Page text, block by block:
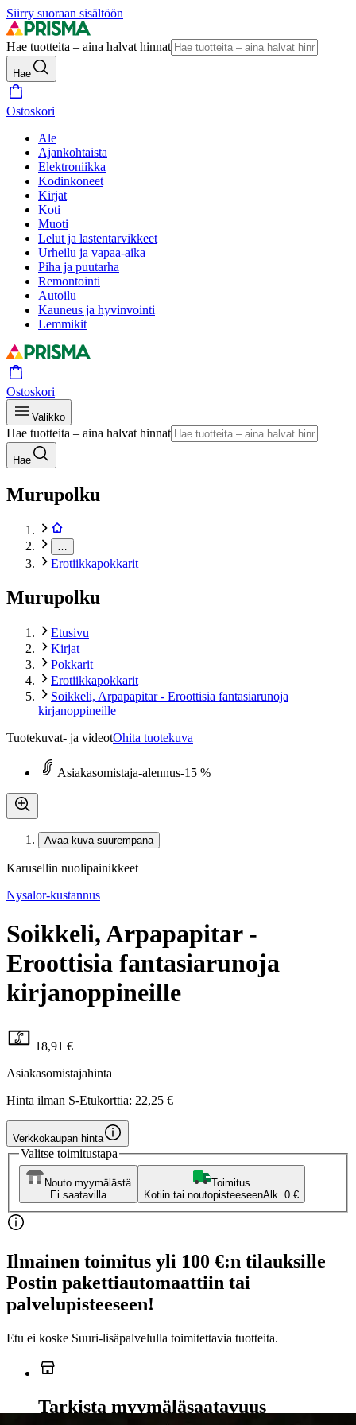
Siirry suoraan sisältöön
Hae tuotteita – aina halvat hinnat
Hae
Ostoskori
Ale
Ajankohtaista
Elektroniikka
Kodinkoneet
Kirjat
Koti
Muoti
Lelut ja lastentarvikkeet
Urheilu ja vapaa-aika
Piha ja puutarha
Remontointi
Autoilu
Kauneus ja hyvinvointi
Lemmikit
Ostoskori
Valikko
Hae tuotteita – aina halvat hinnat
Hae
Murupolku
Erotiikkapokkarit
Murupolku
Etusivu
Kirjat
Pokkarit
Erotiikkapokkarit
Soikkeli, Arpapapitar - Eroottisia fantasiarunoja
kirjanoppineille
Tuotekuvat- ja videotOhita tuotekuva
Asiakasomistaja-alennus-15 %
Avaa kuva suurempana
Karusellin nuolipainikkeet
Nysalor-kustannus
Soikkeli, Arpapapitar -
Eroottisia fantasiarunoja
kirjanoppineille
18,91 €
Asiakasomistajahinta
Hinta ilman S-Etukorttia: 22,25 €
Verkkokaupan hinta
Valitse toimitustapa
Nouto myymälästä
Ei saatavilla
Toimitus
Kotiin tai noutopisteeseenAlk. 0 €
Ilmainen toimitus yli 100 €:n tilauksille
Postin pakettiautomaattiin tai
palvelupisteeseen!
Etu ei koske Suuri‑lisäpalvelulla toimitettavia tuotteita.
Tarkista myymäläsaatavuus